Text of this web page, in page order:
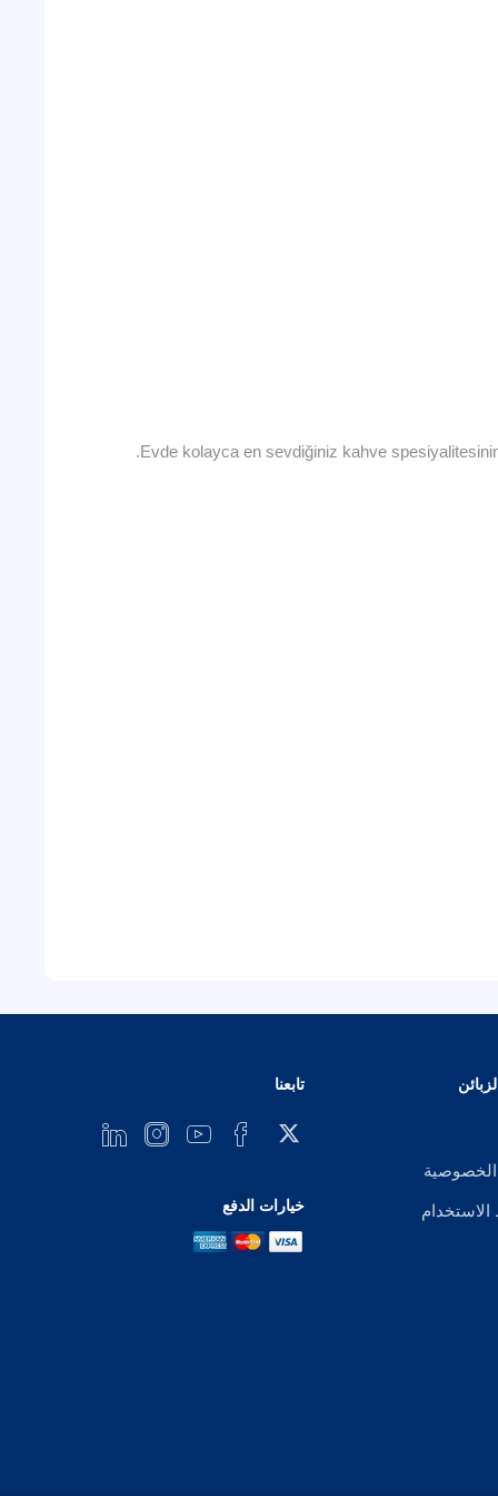
Evde kolayca en sevdiğiniz kahve
الخصوصية
تابعنا
خيارات الدفع